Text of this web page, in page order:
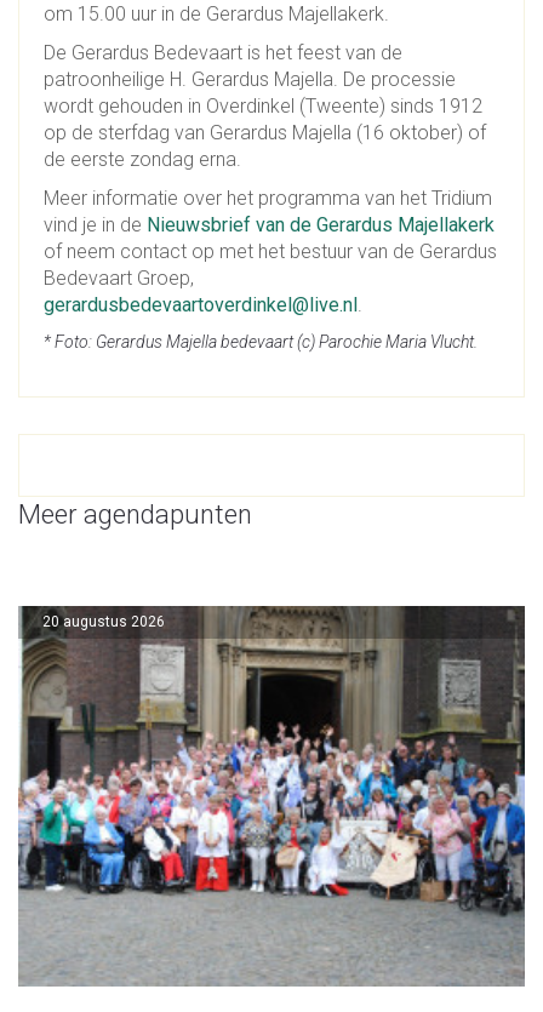
om 15.00 uur in de Gerardus Majellakerk.
De Gerardus Bedevaart is het feest van de
patroonheilige H. Gerardus Majella. De processie
wordt gehouden in Overdinkel (Tweente) sinds 1912
op de sterfdag van Gerardus Majella (16 oktober) of
de eerste zondag erna.
Meer informatie over het programma van het Tridium
vind je in de Nieuwsbrief van de Gerardus Majellakerk
of neem contact op met het bestuur van de Gerardus
Bedevaart Groep,
gerardusbedevaartoverdinkel@live.nl.
* Foto: Gerardus Majella bedevaart (c) Parochie Maria Vlucht.
Meer agendapunten
20 augustus 2026